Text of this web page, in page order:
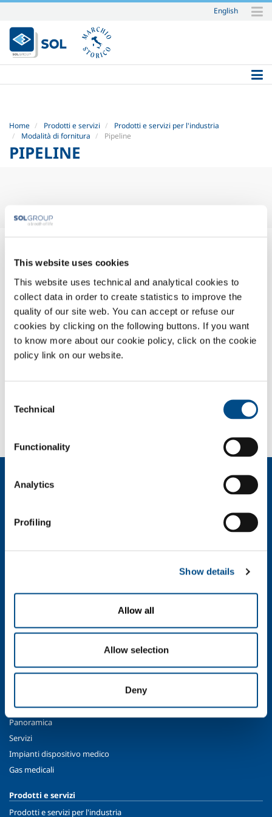
This website uses cookies
This website uses technical and analytical cookies to
collect data in order to create statistics to improve the
quality of our site web. You can accept or refuse our
cookies by clicking on the following buttons. If you want
to know more about our cookie policy, click on the cookie
policy link on our website.
Selection
Technical
Functionality
Analytics
Profiling
Show details
Allow all
Allow selection
Deny
Salta
ai
contenuti.
|
alla
English
Home Prodotti e servizi
Prodotti e servizi per l'industria
Modalità di fornitura
Pipeline
PIPELINE
Quando le utenze richiedono volumi di gas molto elevati, quando
l’affidabilità della fornitura è essenziale e la distanza con i nostri
impianti di produzione primaria è supportabile, la connessione diretta
tramite tubazione è la migliore soluzione. SOL può fornire l’allaccio
direttamente al punto di utilizzo, chiavi in mano, curando tutto ciò che
concerne la progettazione e la realizzazione, oltre che tutte le
procedure burocratiche.
Hai bisogno di più informazioni?
Sostenibilità
Chemistry & Pharma
Energy & Environment
SOL per la sanità
Panoramica
Servizi
Impianti dispositivo medico
Gas medicali
Prodotti e servizi
Prodotti e servizi per l'industria